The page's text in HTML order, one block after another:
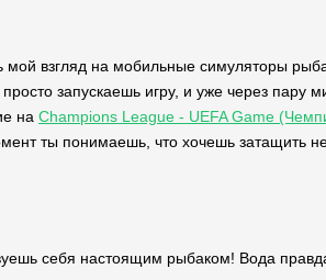
мой взгляд на мобильные симуляторы
запускаешь игру, и уже через пару
на Champions League - UEFA Game
ты понимаешь, что хочешь затащить
себя настоящим рыбаком! Вода